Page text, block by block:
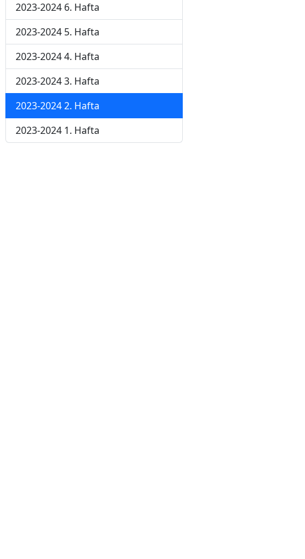
2023-2024 6. Hafta
2023-2024 5. Hafta
2023-2024 4. Hafta
2023-2024 3. Hafta
2023-2024 2. Hafta
2023-2024 1. Hafta